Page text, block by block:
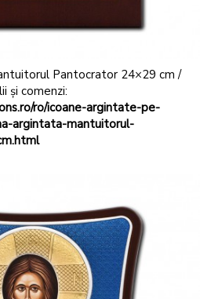
Pantocrator 24×29 cm /
și comenzi:
ro/icoane-argintate-pe-
argintata-mantuitorul-